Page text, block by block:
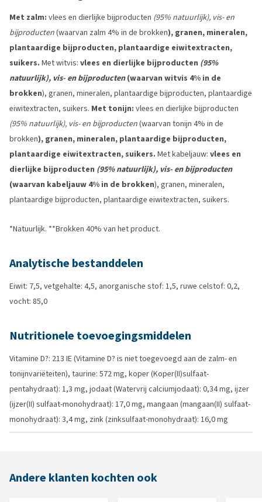
Met zalm: vlees en dierlijke bijproducten (95% natuurlijk), vis- en
bijproducten(waarvan zalm 4% in de brokken), granen, mineralen,
plantaardige bijproducten, plantaardige eiwitextracten,
suikers. Met witvis: vlees en dierlijke bijproducten (95%
natuurlijk), vis- en bijproducten(waarvan witvis 4% in de
brokken), granen, mineralen, plantaardige bijproducten, plantaardige
eiwitextracten, suikers. Met tonijn: vlees en dierlijke bijproducten
(95% natuurlijk), vis- en bijproducten(waarvan tonijn 4% in de
brokken), granen, mineralen, plantaardige bijproducten,
plantaardige eiwitextracten, suikers. Met kabeljauw: vlees en
dierlijke bijproducten (95% natuurlijk), vis- en bijproducten
(waarvan kabeljauw 4% in de brokken), granen, mineralen,
plantaardige bijproducten, plantaardige eiwitextracten, suikers.
*Natuurlijk. **Brokken 40% van het product.
Analytische bestanddelen
Eiwit: 7,5, vetgehalte: 4,5, anorganische stof: 1,5, ruwe celstof: 0,2,
vocht: 85,0
Nutritionele toevoegingsmiddelen
Vitamine D?: 213 IE (Vitamine D? is niet toegevoegd aan de zalm- en
tonijnvariëteiten), taurine: 572 mg, koper (Koper(II)sulfaat-
pentahydraat): 1,3 mg, jodaat (Watervrij calciumjodaat): 0,34 mg, ijzer
(ijzer(II) sulfaat-monohydraat): 17,0 mg, mangaan (mangaan(II) sulfaat-
monohydraat): 3,4 mg, zink (zinksulfaat-monohydraat): 16,0 mg
Andere klanten kochten ook